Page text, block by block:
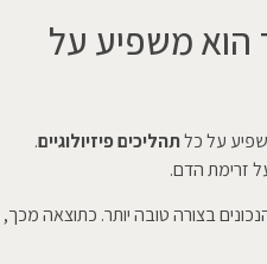
הוא משפיע על
על כלתהליכים פיזיולוגיים.
זרימת הדם.
בצורה טובה יותר. כתוצאה מכך,